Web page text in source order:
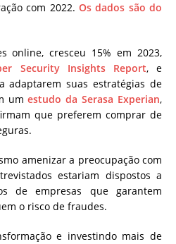
com 2022. Os dados são do
online, cresceu 15% em 2023,
Security Insights Report, e
adaptarem suas estratégias de
umestudo da Serasa Experian,
que preferem comprar de
amenizar a preocupação com
estariam dispostos a
de empresas que garantem
o risco de fraudes.
e investindo mais de